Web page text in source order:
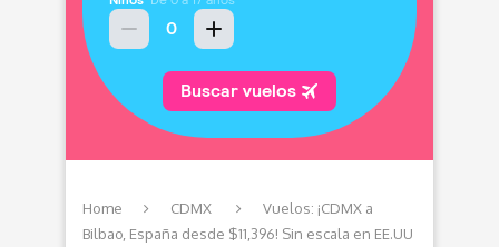
Home CDMX
Vuelos: ¡CDMX a
Bilbao, España desde $11,396! Sin escala en EE.UU